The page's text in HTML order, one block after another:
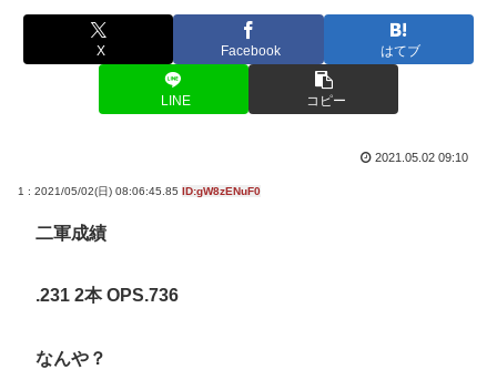
X Facebook はてブ
LINE コピー
2021.05.02 09:10
1 : 2021/05/02(日) 08:06:45.85 ID:gW8zENuF0
二軍成績
.231 2本 OPS.736
なんや？